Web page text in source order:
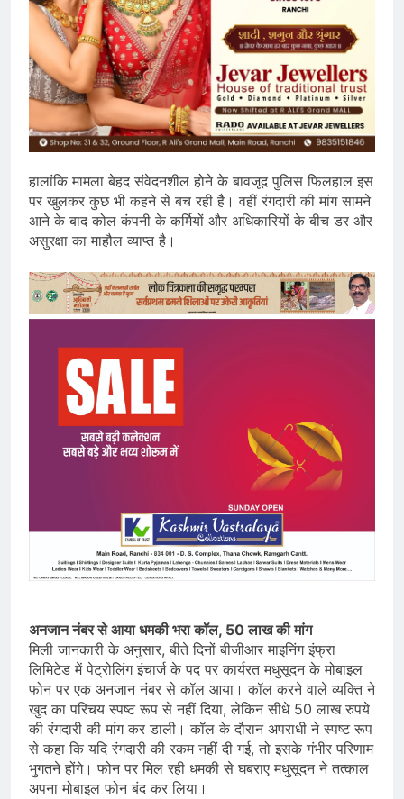
हालांकि मामला बेहद संवेदनशील होने के बावजूद पुलिस फिलहाल इस
पर खुलकर कुछ भी कहने से बच रही है। वहीं रंगदारी की मांग सामने
आने के बाद कोल कंपनी के कर्मियों और अधिकारियों के बीच डर और
असुरक्षा का माहौल व्याप्त है।
अनजान नंबर से आया धमकी भरा कॉल, 50 लाख की मांग
मिली जानकारी के अनुसार, बीते दिनों बीजीआर माइनिंग इंफ्रा
लिमिटेड में पेट्रोलिंग इंचार्ज के पद पर कार्यरत मधुसूदन के मोबाइल
फोन पर एक अनजान नंबर से कॉल आया। कॉल करने वाले व्यक्ति ने
खुद का परिचय स्पष्ट रूप से नहीं दिया, लेकिन सीधे 50 लाख रुपये
की रंगदारी की मांग कर डाली। कॉल के दौरान अपराधी ने स्पष्ट रूप
से कहा कि यदि रंगदारी की रकम नहीं दी गई, तो इसके गंभीर परिणाम
भुगतने होंगे। फोन पर मिल रही धमकी से घबराए मधुसूदन ने तत्काल
अपना मोबाइल फोन बंद कर लिया।